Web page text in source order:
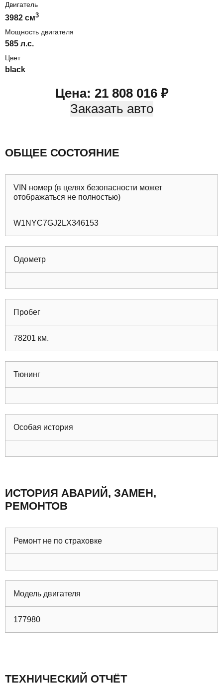
Двигатель
3982 cм3
Мощность двигателя
585 л.с.
Цвет
black
Цена: 21 808 016₽
Заказать авто
ОБЩЕЕ СОСТОЯНИЕ
VIN номер (в целях безопасности может
отображаться не полностью)
W1NYC7GJ2LX346153
Одометр
Пробег
78201 км.
Тюнинг
Особая история
ИСТОРИЯ АВАРИЙ, ЗАМЕН,
РЕМОНТОВ
Ремонт не по страховке
Модель двигателя
177980
ТЕХНИЧЕСКИЙ ОТЧЁТ